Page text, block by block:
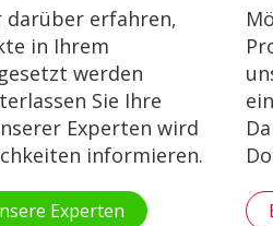
darüber erfahren,
in Ihrem
werden
Sie Ihre
Experten wird
informieren.
Experten